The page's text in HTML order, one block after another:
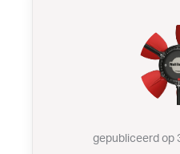
gepubliceerd op